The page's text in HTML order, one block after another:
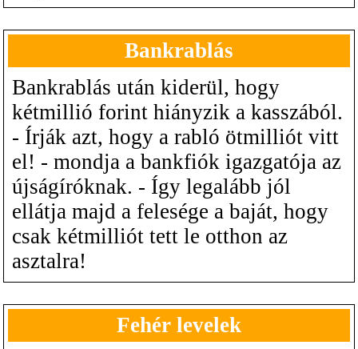
Bankrablás
Bankrablás után kiderül, hogy
kétmillió forint hiányzik a kasszából.
- Írják azt, hogy a rabló ötmilliót vitt
el! - mondja a bankfiók igazgatója az
újságíróknak. - Így legalább jól
ellátja majd a felesége a baját, hogy
csak kétmilliót tett le otthon az
asztalra!
Fehér levelek